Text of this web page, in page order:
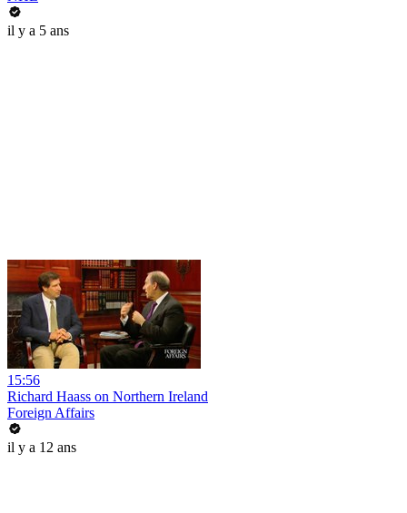
il y a 5 ans
15:56
Richard Haass on Northern Ireland
Foreign Affairs
il y a 12 ans